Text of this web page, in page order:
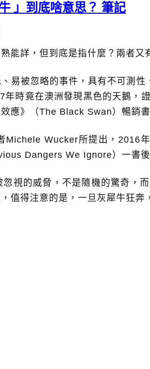
」到底啥意思？ 筆記
能詳，但到底是指什麼？兩者
易被忽略的事件，具有不可測
時竟在澳洲發現黑色的天鵝
應》（The Black Swan）暢銷
Michele Wucker所提出，
Dangers We Ignore）一書後
視的威脅，不是隨機的驚奇，
值得注意的是，一旦灰犀牛狂奔